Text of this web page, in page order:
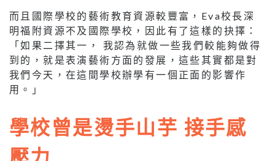
而且國際學校的藝術教育資源較豐富，Eva校長深
明福附資源不及國際學校，因此有了這樣的抉擇：
「如果二擇其一， 我認為就做一些我們較能夠做得
到的，就是表演藝術方面的發展，這些其實都是對
我們今天，在這間學校辦學有一個正面的影響作
用。」
學校曾是燙手山芋 接手感